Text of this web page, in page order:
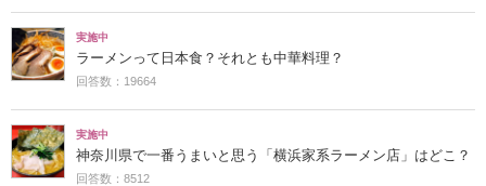
実施中
ラーメンって日本食？それとも中華料理？
回答数：19664
実施中
神奈川県で一番うまいと思う「横浜家系ラーメン店」はどこ？
回答数：8512